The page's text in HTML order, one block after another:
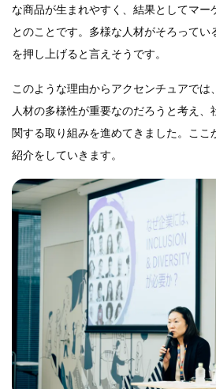
な商品が生まれやすく、結果としてマー
とのことです。多様な人材がそろって
を押し上げると言えそうです。
このような理由からアクセンチュアでは
人材の多様性が重要なのだろうと考え、
関する取り組みを進めてきました。ここ
紹介をしていきます。